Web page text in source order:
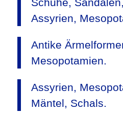
Assyrien,
Antike
Mesopotamien.
Assyrien,
Mäntel, Schals.